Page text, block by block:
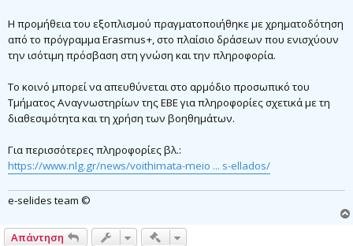
Η προμήθεια του εξοπλισμού πραγματοποιήθηκε με χρηματοδότηση
από το πρόγραμμα Erasmus+, στο πλαίσιο δράσεων που ενισχύουν
την ισότιμη πρόσβαση στη γνώση και την πληροφορία.
Το κοινό μπορεί να απευθύνεται στο αρμόδιο προσωπικό του
Τμήματος Αναγνωστηρίων της ΕΒΕ για πληροφορίες σχετικά με τη
διαθεσιμότητα και τη χρήση των βοηθημάτων.
Για περισσότερες πληροφορίες βλ.:
https://www.nlg.gr/news/voithimata-meio ... s-ellados/
e-selides team ©
Απάντηση Γρήγορα εργαλεία συντονισμού